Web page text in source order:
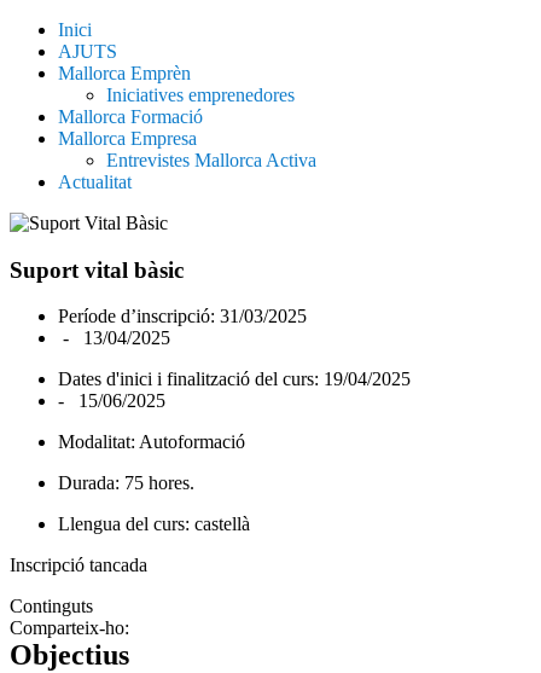
Inici
AJUTS
Mallorca Emprèn
Iniciatives emprenedores
Mallorca Formació
Mallorca Empresa
Entrevistes Mallorca Activa
Actualitat
Suport vital bàsic
Període d’inscripció: 31/03/2025
- 13/04/2025
Dates d'inici i finalització del curs: 19/04/2025
- 15/06/2025
Modalitat: Autoformació
Durada: 75 hores.
Llengua del curs: castellà
Inscripció tancada
Continguts
Comparteix-ho:
Objectius